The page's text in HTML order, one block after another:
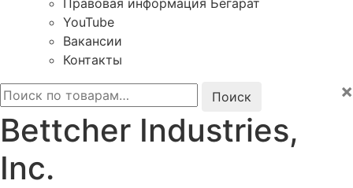
YouTube
Вакансии
Контакты
Искать:
×
Bettcher Industries,
Inc.